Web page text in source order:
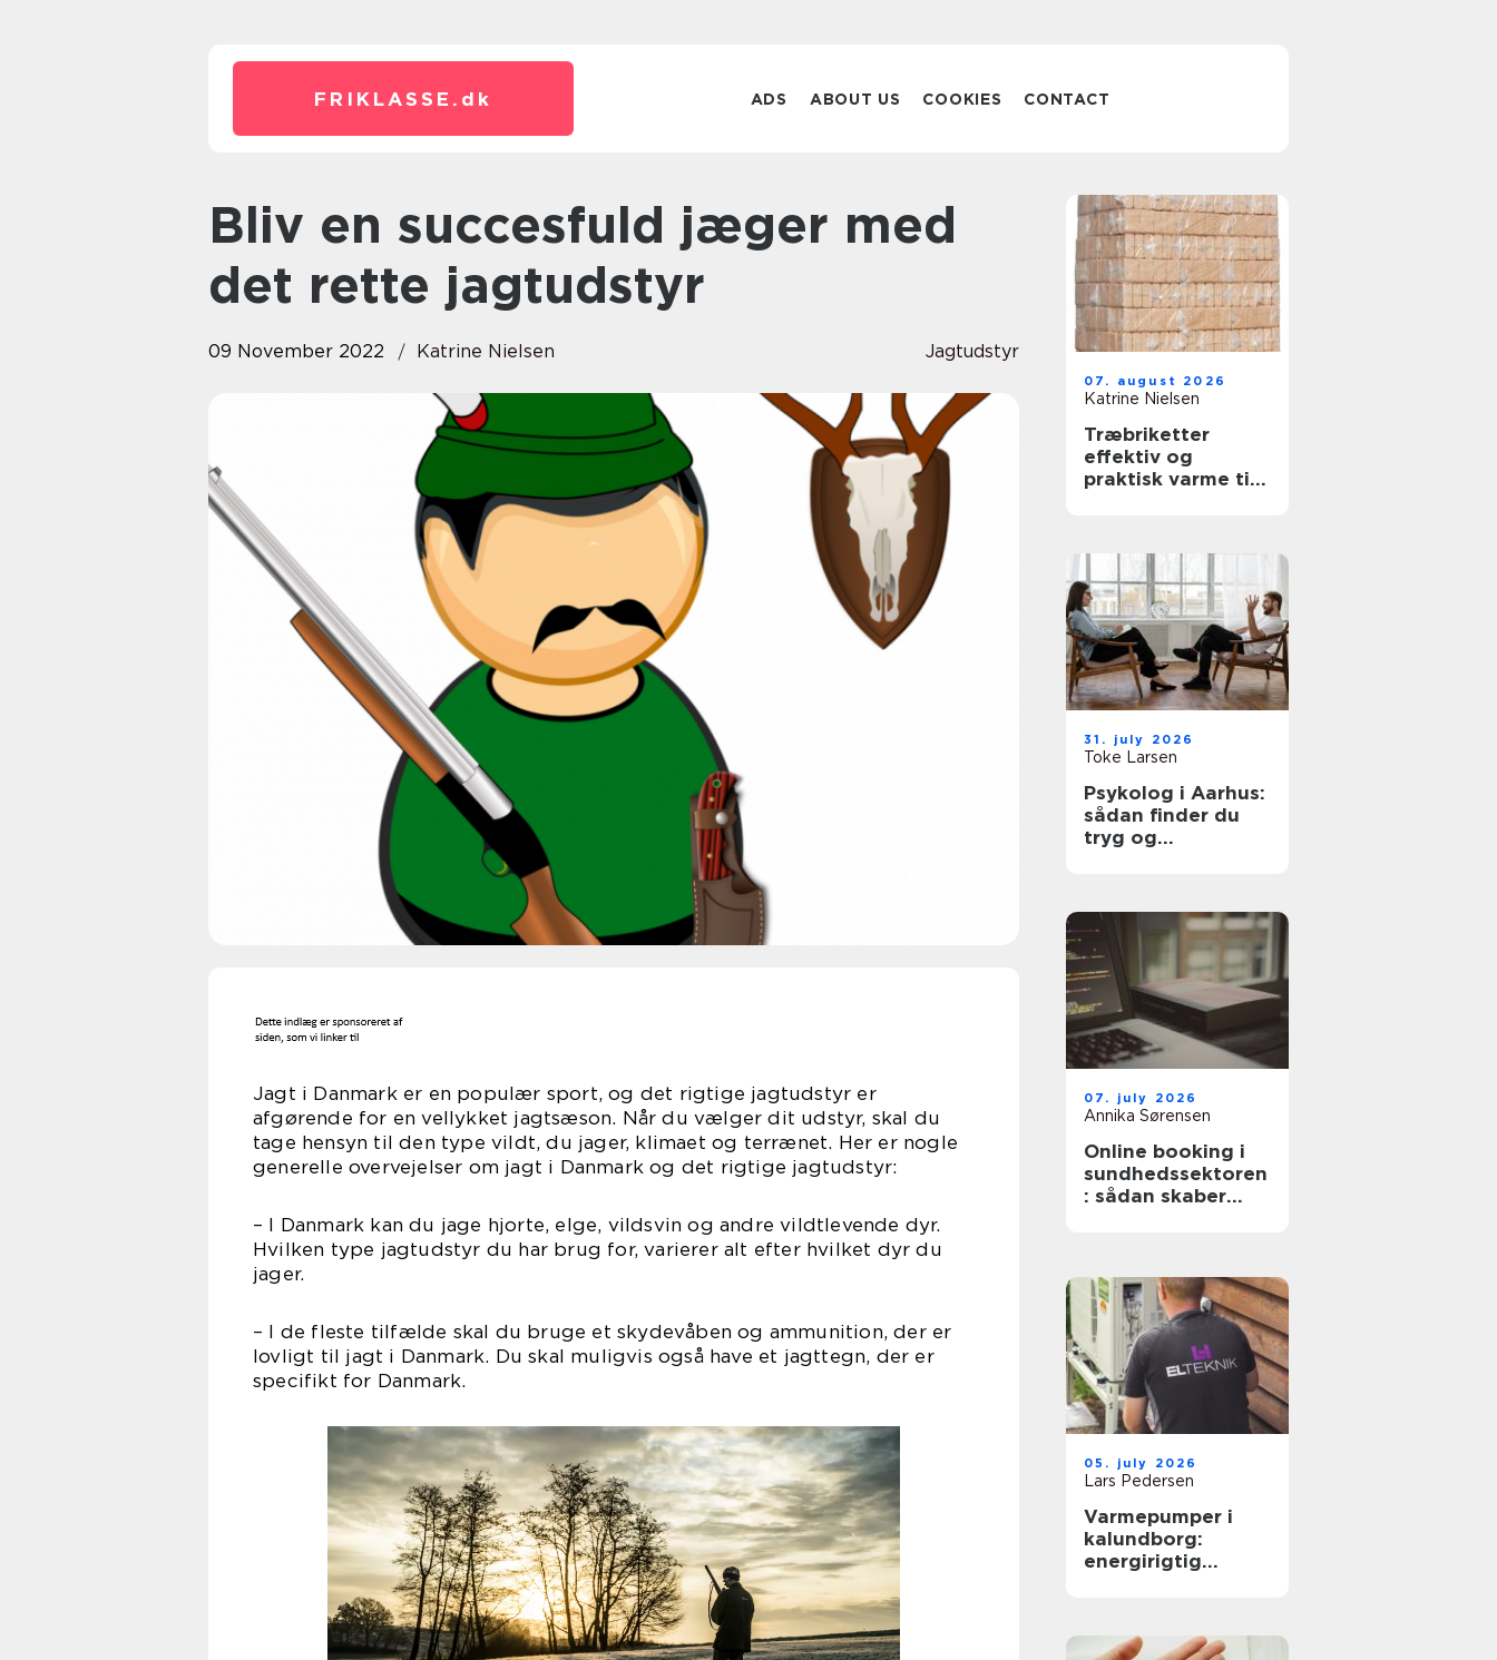
FRIKLASSE. dk ADS ABOUT US COOKIES CONTACT
Bliv en succesfuld jæger med
det rette jagtudstyr
09 November 2022 Katrine Nielsen Jagtudstyr
Jagt i Danmark er en populær sport, og det rigtige jagtudstyr er
afgørende for en vellykket jagtsæson. Når du vælger dit udstyr, skal du
tage hensyn til den type vildt, du jager, klimaet og terrænet. Her er nogle
generelle overvejelser om jagt i Danmark og det rigtige jagtudstyr:
– I Danmark kan du jage hjorte, elge, vildsvin og andre vildtlevende dyr.
Hvilken type jagtudstyr du har brug for, varierer alt efter hvilket dyr du
jager.
– I de fleste tilfælde skal du bruge et skydevåben og ammunition, der er
lovligt til jagt i Danmark. Du skal muligvis også have et jagttegn, der er
specifikt for Danmark.
07. august 2026
Katrine Nielsen
Træbriketter
effektiv og
praktisk varme til
31. july 2026
Toke Larsen
Psykolog i Aarhus:
sådan finder du
tryg og
07. july 2026
Annika Sørensen
Online booking i
sundhedssektoren
: sådan skaber
05. july 2026
Lars Pedersen
Varmepumper i
kalundborg:
energirigtig